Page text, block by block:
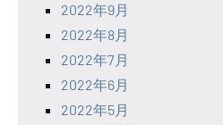
2022年9月
2022年8月
2022年7月
2022年6月
2022年5月